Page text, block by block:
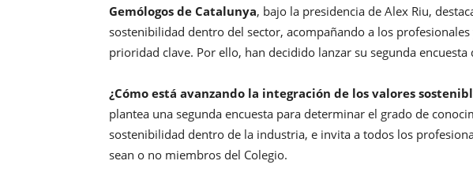
Gemólogos de Catalunya, bajo la presidencia de Alex Riu,
sostenibilidad dentro del sector, acompañando a los
prioridad clave. Por ello, han decidido lanzar su segunda encuesta
¿Cómo está avanzando la integración de los valores
plantea una segunda encuesta para determinar el grado de
sostenibilidad dentro de la industria, e invita a todos los
sean o no miembros del Colegio.